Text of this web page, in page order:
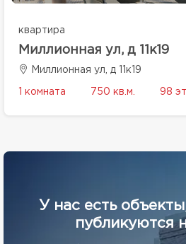
квартира
Миллионная ул, д 11к19
Миллионная ул, д 11к19
1 комната 750 кв.м. 98
У нас есть
публикуются